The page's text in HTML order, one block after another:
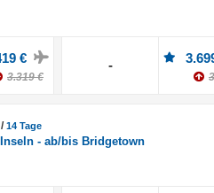
€
3.319 €
-
/14 Tage
- ab/bis Bridgetown